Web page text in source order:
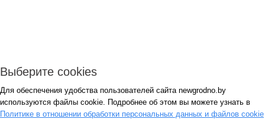
Авторизация
*
Выберите cookies
Для обеспечения удобства пользователей сайта newgrodno.by
используются файлы cookie. Подробнее об этом вы можете узнать в
Политике в отношении обработки персональных данных и файлов cookie